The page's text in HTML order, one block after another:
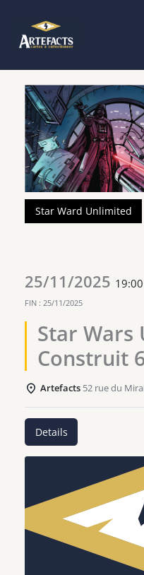
contenu
Star Ward Unlimited
25/11/2025 19:00
FIN : 25/11/2025
Star Wars
Construit
Artefacts 52 rue du
Details